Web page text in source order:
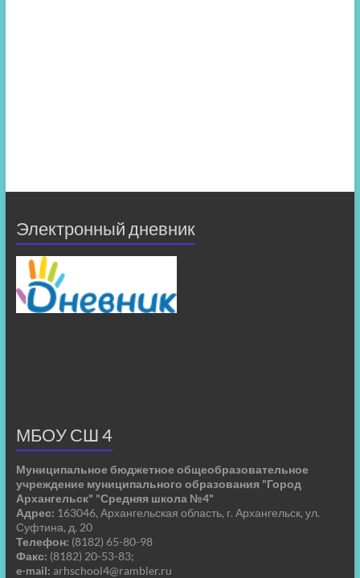
Электронный дневник
МБОУ СШ 4
Муниципальное бюджетное общеобразовательное
учреждение муниципального образования "Город
Архангельск" "Средняя школа №4"
Адрес: 163046, Архангельская область, г. Архангельск, ул.
Суфтина, д. 20
Телефон: (8182) 65-80-98
Факс: (8182) 20-53-83;
e-mail: arhschool4@rambler.ru